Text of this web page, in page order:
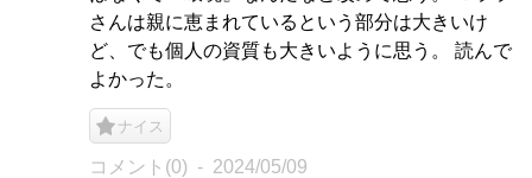
さんは親に恵まれているという部分は大きいけ
ど、でも個人の資質も大きいように思う。 読んで
よかった。
ナイス
コメント(0) 2024/05/09